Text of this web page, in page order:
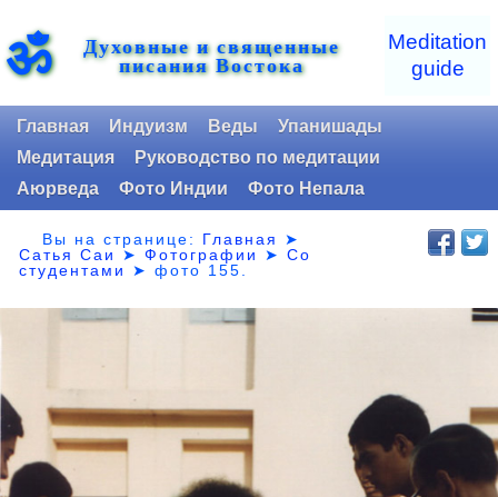
ॐ Духовные и священные
писания Востока
Meditation
guide
Главная Индуизм Веды
Упанишады
Медитация
Руководство по медитации
Аюрведа
Фото Индии Фото Непала
Вы на странице: Главная
➤
Сатья Саи
➤Фотографии ➤Со
студентами
➤фото 155.